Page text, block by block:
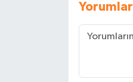
Yorumlar